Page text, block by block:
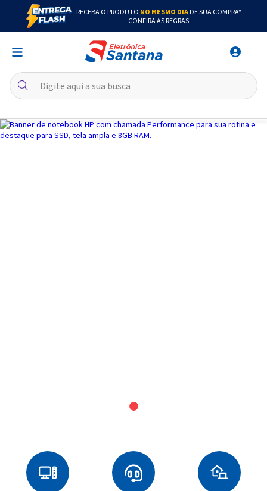
RECEBA O PRODUTO NO MESMO DIADE SUA COMPRA*
CONFIRA AS REGRAS